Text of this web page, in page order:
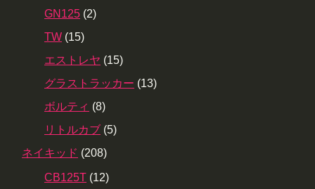
GN125 (2)
TW (15)
エストレヤ (15)
グラストラッカー (13)
ボルティ (8)
リトルカブ (5)
ネイキッド (208)
CB125T (12)